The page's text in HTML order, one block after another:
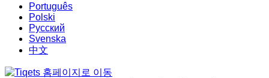
Português
Polski
Русский
Svenska
中文